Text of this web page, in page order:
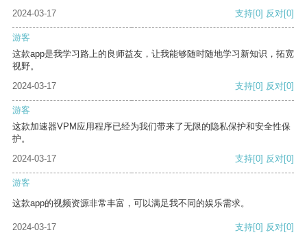
2024-03-17
支持[0] 反对[0]
游客
这款app是我学习路上的良师益友，让我能够随时随地学习新知识，拓宽
视野。
2024-03-17
支持[0] 反对[0]
游客
这款加速器VPM应用程序已经为我们带来了无限的隐私保护和安全性保
护。
2024-03-17
支持[0] 反对[0]
游客
这款app的视频资源非常丰富，可以满足我不同的娱乐需求。
2024-03-17 支持[0] 反对[0]